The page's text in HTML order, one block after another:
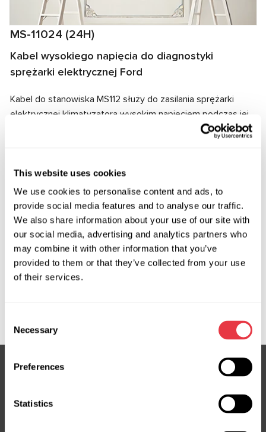
This website uses cookies
We use cookies to personalise content and ads, to
provide social media features and to analyse our traffic.
We also share information about your use of our site with
our social media, advertising and analytics partners who
may combine it with other information that you’ve
provided to them or that they’ve collected from your use
of their services.
Selection
Necessary
Preferences
Statistics
MS-11024 (24H)
Kabel wysokiego napięcia do diagnostyki
sprężarki elektrycznej Ford
Kabel do stanowiska MS112 służy do zasilania sprężarki
elektrycznej klimatyzatora wysokim napięciem podczas jej
Producent: MSG Equipment
Zapytaj o cenę